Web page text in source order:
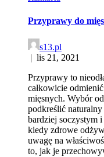
Przyprawy do
s13.pl
| lis 21, 2021
Przyprawy to
całkowicie
mięsnych. Wybór
podkreślić
bardziej soczystym
kiedy zdrowe
uwagę na
to, jak je